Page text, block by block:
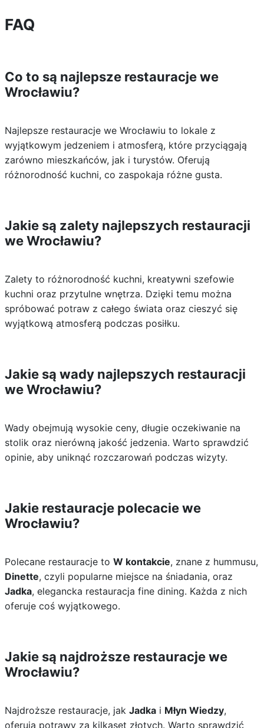
FAQ
Co to są najlepsze restauracje we
Wrocławiu?
Najlepsze restauracje we Wrocławiu to lokale z
wyjątkowym jedzeniem i atmosferą, które przyciągają
zarówno mieszkańców, jak i turystów. Oferują
różnorodność kuchni, co zaspokaja różne gusta.
Jakie są zalety najlepszych restauracji
we Wrocławiu?
Zalety to różnorodność kuchni, kreatywni szefowie
kuchni oraz przytulne wnętrza. Dzięki temu można
spróbować potraw z całego świata oraz cieszyć się
wyjątkową atmosferą podczas posiłku.
Jakie są wady najlepszych restauracji
we Wrocławiu?
Wady obejmują wysokie ceny, długie oczekiwanie na
stolik oraz nierówną jakość jedzenia. Warto sprawdzić
opinie, aby uniknąć rozczarowań podczas wizyty.
Jakie restauracje polecacie we
Wrocławiu?
Polecane restauracje to W kontakcie, znane z hummusu,
Dinette, czyli popularne miejsce na śniadania, oraz
Jadka, elegancka restauracja fine dining. Każda z nich
oferuje coś wyjątkowego.
Jakie są najdroższe restauracje we
Wrocławiu?
Najdroższe restauracje, jak Jadkai Młyn Wiedzy,
oferują potrawy za kilkaset złotych. Warto sprawdzić